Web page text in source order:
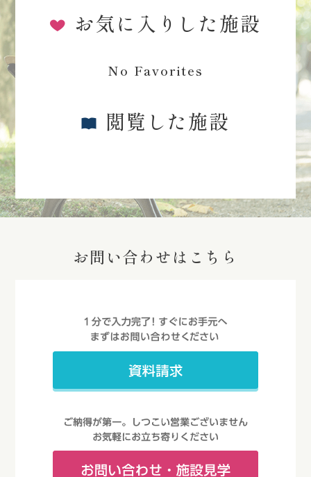
お気に入りした施設
No Favorites
閲覧した施設
お問い合わせはこちら